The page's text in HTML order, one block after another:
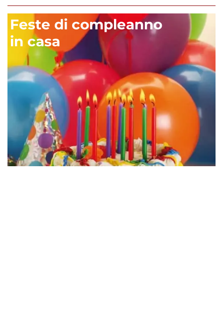
Feste di compleanno
in casa